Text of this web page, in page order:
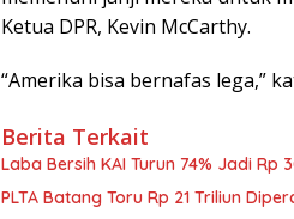
Ketua DPR, Kevin McCarthy.
“Amerika bisa bernafas lega,”
Berita Terkait
Laba Bersih KAI Turun 74% Jadi Rp
PLTA Batang Toru Rp 21 Triliun